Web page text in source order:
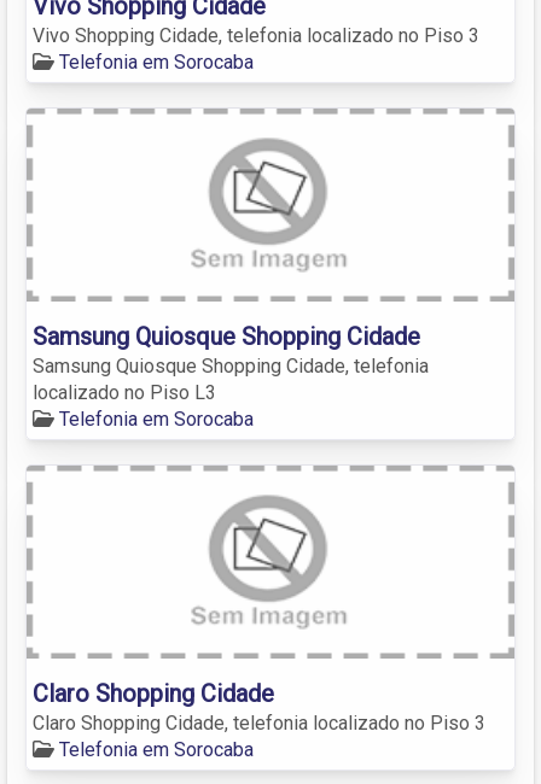
Vivo Shopping Cidade, telefonia localizado no Piso 3
Telefonia em Sorocaba
Samsung Quiosque Shopping Cidade
Samsung Quiosque Shopping Cidade, telefonia
localizado no Piso L3
Telefonia em Sorocaba
Claro Shopping Cidade
Claro Shopping Cidade, telefonia localizado no Piso 3
Telefonia em Sorocaba